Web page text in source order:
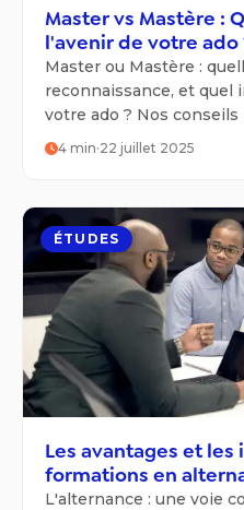
Master vs Mastère :
l'avenir de votre ado
Master ou Mastère :
reconnaissance, et quel
votre ado ? Nos
4 min·22 juillet 2025
ÉTUDES
Les avantages et
formations en
L'alternance : une voie